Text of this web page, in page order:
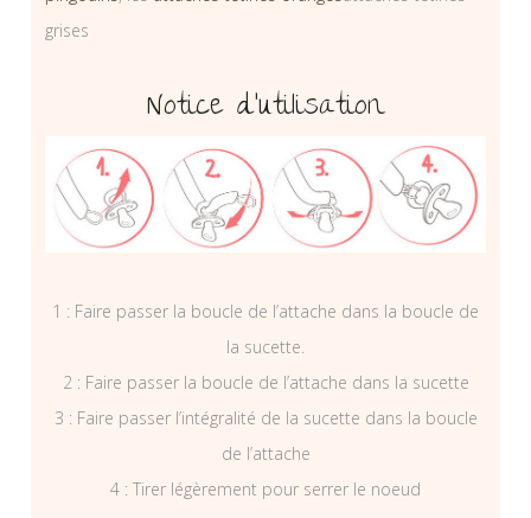
grises
Notice d’utilisation
1 : Faire passer la boucle de l’attache dans la boucle de
la sucette.
2 : Faire passer la boucle de l’attache dans la sucette
3 : Faire passer l’intégralité de la sucette dans la boucle
de l’attache
4 : Tirer légèrement pour serrer le noeud